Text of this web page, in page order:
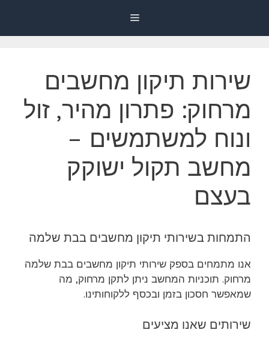
Menu
שירות תיקון מחשבים
מרחוק: פתרון מהיר, זול
ונוח למשתמשים –
מחשב תקול ישוקק
בעצם
התמחות בשירותי תיקון מחשבים בבת שלמה
אנו מתמחים בספק שירותי תיקון מחשבים בבת שלמה
מרחוק. תוכניות המחשב ניתן לתקן מרחוק, מה
שמאפשר חסכון בזמן ובכסף ללקוחותינו.
שירותים שאנו מציעים